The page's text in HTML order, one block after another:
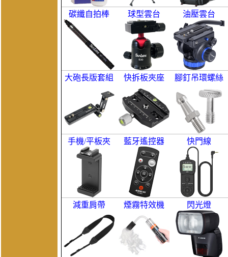
碳纖自拍棒 球型雲台 油壓雲台
大砲長版套組 快拆板夾座 腳釘吊環螺絲
手機/平板夾 藍牙遙控器 快門線
減重肩帶 煙霧特效機 閃光燈